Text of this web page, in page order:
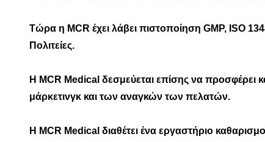
Τώρα η MCR έχει λάβει πιστοποίηση GMP, ISO
Πολιτείες.
Η MCR Medical δεσμεύεται επίσης να προσφέρει
μάρκετινγκ και των αναγκών των πελατών.
Η MCR Medical διαθέτει ένα εργαστήριο